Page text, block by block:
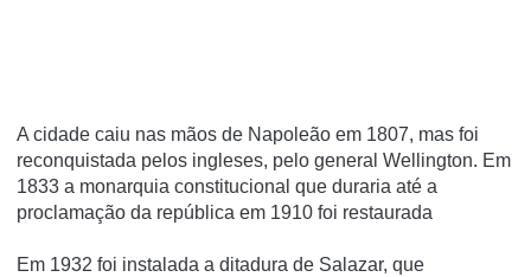
A cidade caiu nas mãos de Napoleão em 1807, mas foi
reconquistada pelos ingleses, pelo general Wellington. Em
1833 a monarquia constitucional que duraria até a
proclamação da república em 1910 foi restaurada
Em 1932 foi instalada a ditadura de Salazar, que